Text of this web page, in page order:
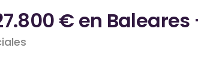
€ en Baleares